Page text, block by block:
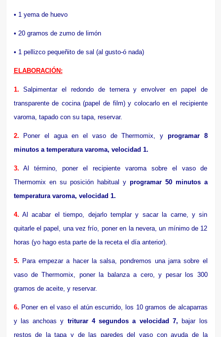
• 1 yema de huevo
• 20 gramos de zumo de limón
• 1 pellizco pequeñito de sal (al gusto-ó nada)
ELABORACIÓN:
1. Salpimentar el redondo de ternera y envolver en papel de
transparente de cocina (papel de film) y colocarlo en el recipiente
varoma, tapado con su tapa, reservar.
2. Poner el agua en el vaso de Thermomix, y programar 8
minutos a temperatura varoma, velocidad 1.
3. Al término, poner el recipiente varoma sobre el vaso de
Thermomix en su posición habitual y programar 50 minutos a
temperatura varoma, velocidad 1.
4. Al acabar el tiempo, dejarlo templar y sacar la carne, y sin
quitarle el papel, una vez frío, poner en la nevera, un mínimo de 12
horas (yo hago esta parte de la receta el día anterior).
5. Para empezar a hacer la salsa, pondremos una jarra sobre el
vaso de Thermomix, poner la balanza a cero, y pesar los 300
gramos de aceite, y reservar.
6. Poner en el vaso el atún escurrido, los 10 gramos de alcaparras
y las anchoas y triturar 4 segundos a velocidad 7, bajar los
restos de la tapa y de las paredes del vaso con ayuda de la